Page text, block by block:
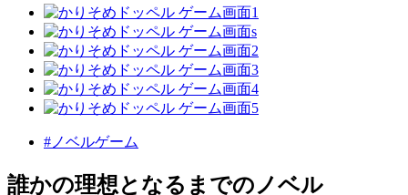
#ノベルゲーム
誰かの理想となるまでのノベル